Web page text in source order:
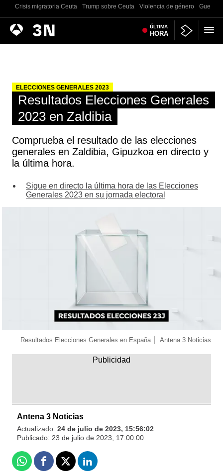
Crisis migratoria Ceuta Trump sobre Ceuta Violencia de género Guerra
Antena
3
Noticias ÚLTIMA
HORA
ELECCIONES GENERALES 2023
Resultados Elecciones Generales
2023 en Zaldibia
Comprueba el resultado de las elecciones
generales en Zaldibia, Gipuzkoa en directo y
la última hora.
Sigue en directo la última hora de las Elecciones
Generales 2023 en su jornada electoral
Resultados Elecciones Generales en España Antena 3 Noticias
Antena 3 Noticias
Actualizado: 24 de julio de 2023, 15:56:02
Publicado: 23 de julio de 2023, 17:00:00
WhatsappFacebook
X Linkedin